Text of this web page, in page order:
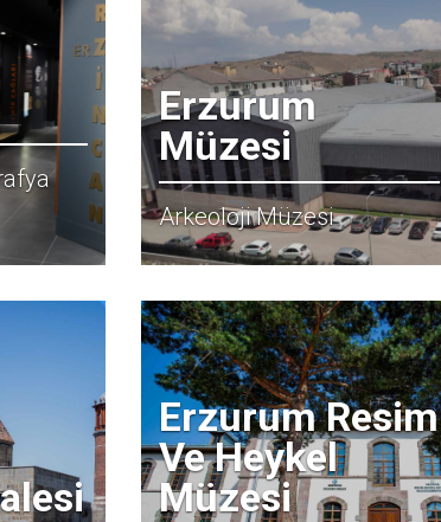
Erzurum
Müzesi
Arkeoloji Müzesi
Erzurum Resim
Ve Heykel
Müzesi